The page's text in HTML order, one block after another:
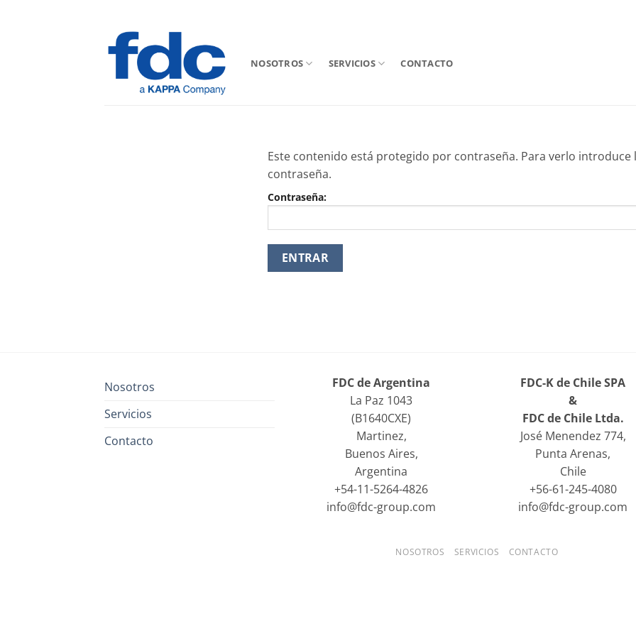
NOSOTROS SERVICIOS CONTACTO
Este contenido está protegido por contraseña. Para verlo introduce
contraseña.
Contraseña:
Nosotros
Servicios
Contacto
FDC de Argentina
La Paz 1043
(B1640CXE)
Martinez,
Buenos Aires,
Argentina
+54-11-5264-4826
info@fdc-group.com
FDC-K de Chile SPA
&
FDC de Chile Ltda.
José Menendez 774,
Punta Arenas,
Chile
+56-61-245-4080
info@fdc-group.com
NOSOTROS SERVICIOS CONTACTO